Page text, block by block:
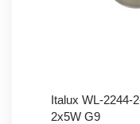
Italux WL-2244-
2x5W G9